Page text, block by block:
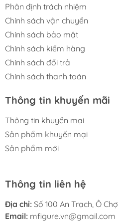
Phân định trách nhiệm
Chính sách vận chuyển
Chính sách bảo mật
Chính sách kiểm hàng
Chính sách đổi trả
Chính sách thanh toán
Thông tin khuyến mãi
Thông tin khuyến mại
Sản phẩm khuyến mại
Sản phẩm mới
Thông tin liên hệ
Địa chỉ: Số 100 An Trạch, Ô
Email: mfigure.vn@gmail.com